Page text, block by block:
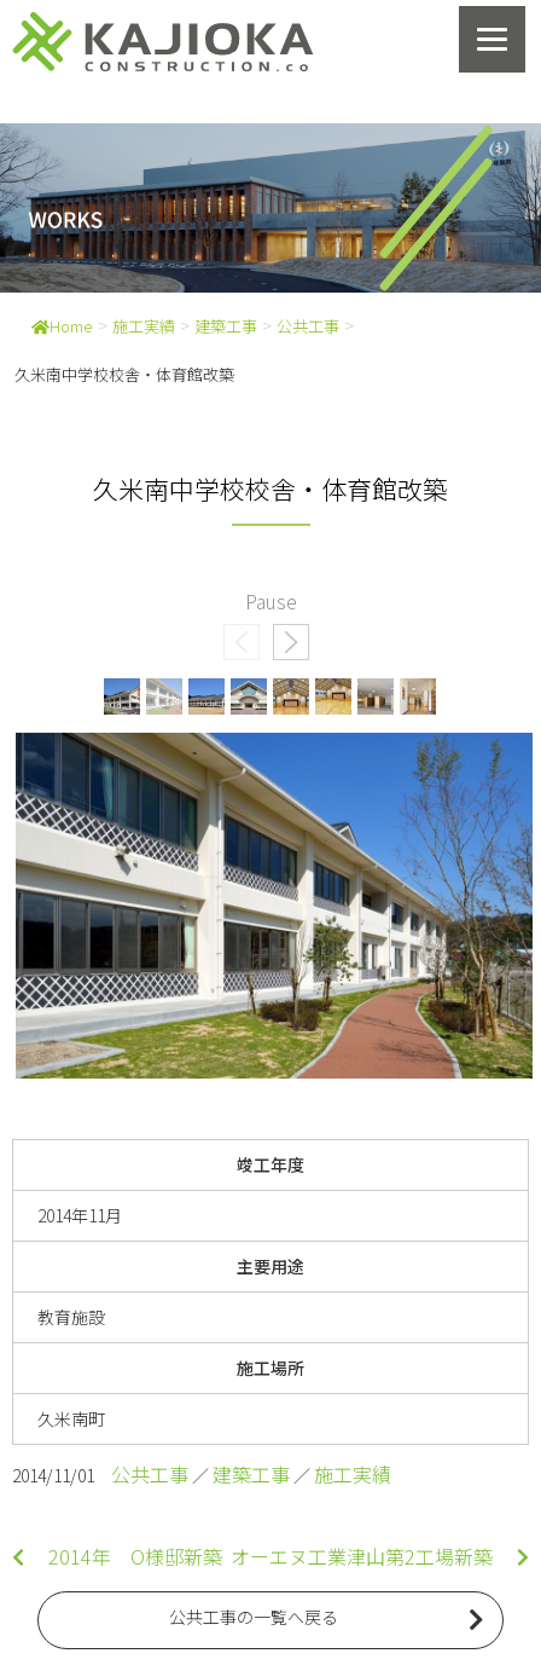
Home > 施工実績 > 建築工事 > 公共工事 >
久米南中学校校舎・体育館改築
久米南中学校校舎・体育館改築
Pause
竣工年度
2014年11月
主要用途
教育施設
施工場所
久米南町
2014/11/01 公共工事 ／建築工事 ／施工実績
2014年 O様邸新築 オーエヌ工業津山第2工場新築
公共工事の一覧へ戻る